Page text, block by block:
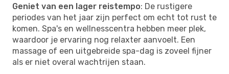
Geniet van een lager reistempo: De rustigere
periodes van het jaar zijn perfect om echt tot rust te
komen. Spa's en wellnesscentra hebben meer plek,
waardoor je ervaring nog relaxter aanvoelt. Een
massage of een uitgebreide spa-dag is zoveel fijner
als er niet overal wachtrijen staan.